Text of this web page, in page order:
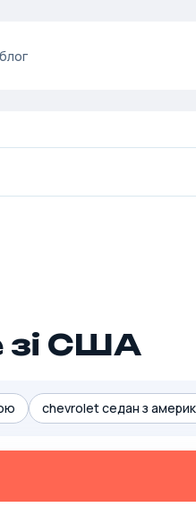
зі США
chevrolet седан з